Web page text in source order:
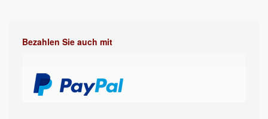
Bezahlen Sie auch mit